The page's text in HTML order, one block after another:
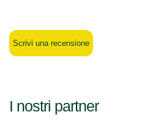
Scrivi una recensione
I nostri partner